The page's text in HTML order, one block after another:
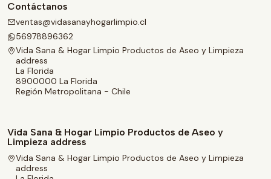
Contáctanos
ventas@vidasanayhogarlimpio.cl
56978896362
Vida Sana & Hogar Limpio Productos de Aseo y Limpieza
address
La Florida
8900000 La Florida
Región Metropolitana - Chile
Vida Sana & Hogar Limpio Productos de Aseo y
Limpieza address
Vida Sana & Hogar Limpio Productos de Aseo y Limpieza
address